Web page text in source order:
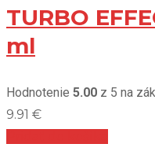
TURBO
ml
Hodnotenie 5.00 z 5 na
9.91 €